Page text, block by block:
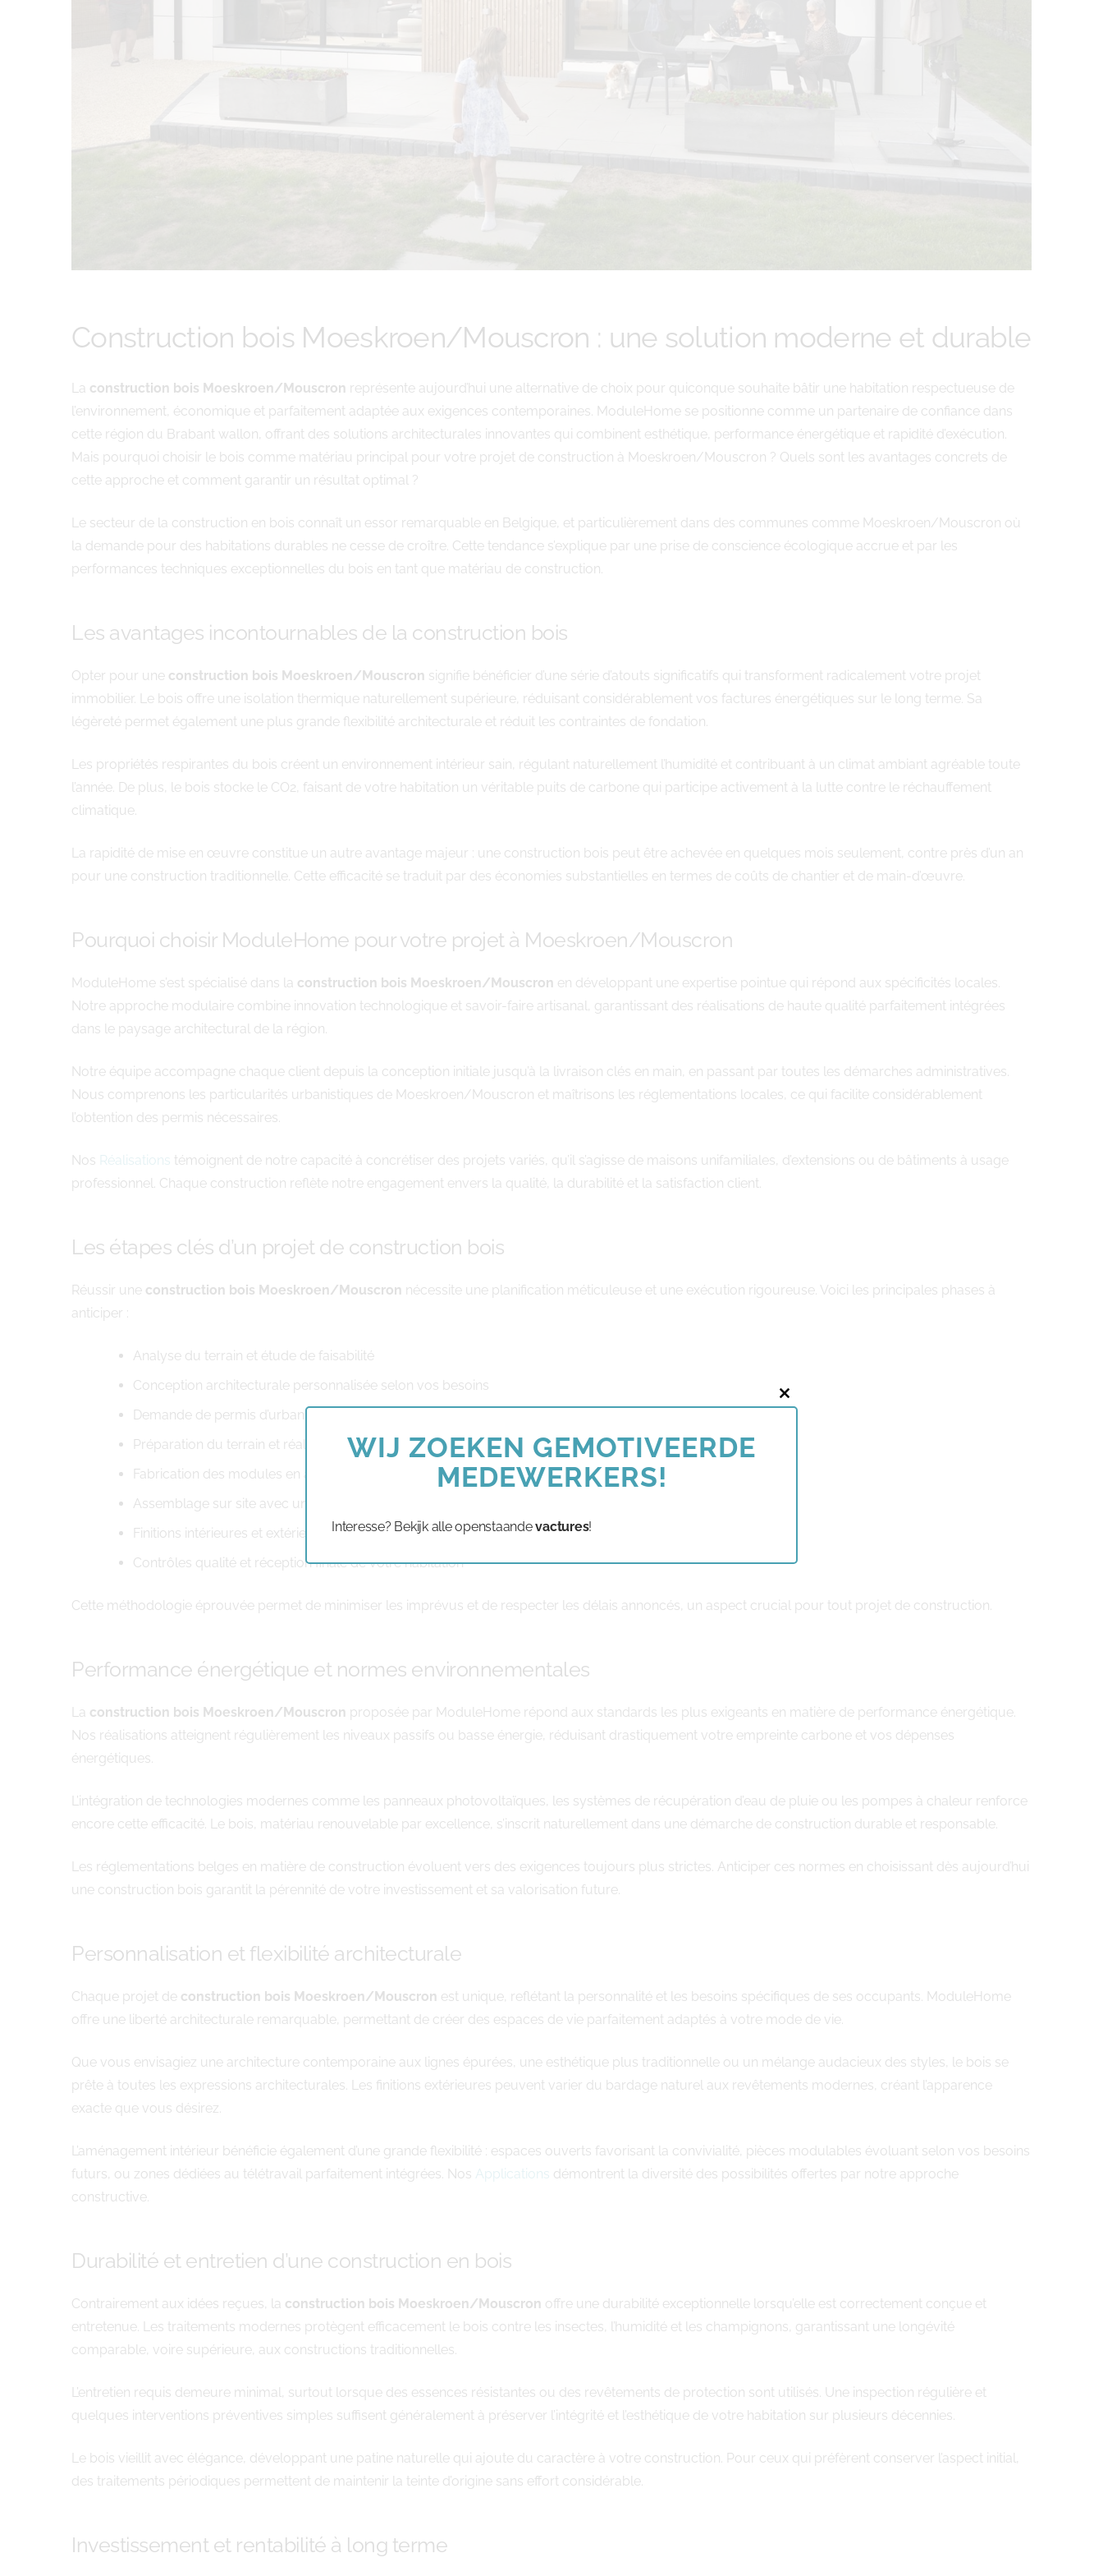
Construction bois Moeskroen/Mouscron : une solution moderne et durable
La construction bois Moeskroen/Mouscron représente aujourd’hui une alternative de choix pour quiconque souhaite bâtir une habitation respectueuse de
l’environnement, économique et parfaitement adaptée aux exigences contemporaines. ModuleHome se positionne comme un partenaire de confiance dans
cette région du Brabant wallon, offrant des solutions architecturales innovantes qui combinent esthétique, performance énergétique et rapidité d’exécution.
Mais pourquoi choisir le bois comme matériau principal pour votre projet de construction à Moeskroen/Mouscron ? Quels sont les avantages concrets de
cette approche et comment garantir un résultat optimal ?
Le secteur de la construction en bois connaît un essor remarquable en Belgique, et particulièrement dans des communes comme Moeskroen/Mouscron où
la demande pour des habitations durables ne cesse de croître. Cette tendance s’explique par une prise de conscience écologique accrue et par les
performances techniques exceptionnelles du bois en tant que matériau de construction.
Les avantages incontournables de la construction bois
Opter pour une construction bois Moeskroen/Mouscron signifie bénéficier d’une série d’atouts significatifs qui transforment radicalement votre projet
immobilier. Le bois offre une isolation thermique naturellement supérieure, réduisant considérablement vos factures énergétiques sur le long terme. Sa
légèreté permet également une plus grande flexibilité architecturale et réduit les contraintes de fondation.
Les propriétés respirantes du bois créent un environnement intérieur sain, régulant naturellement l’humidité et contribuant à un climat ambiant agréable toute
l’année. De plus, le bois stocke le CO2, faisant de votre habitation un véritable puits de carbone qui participe activement à la lutte contre le réchauffement
climatique.
La rapidité de mise en œuvre constitue un autre avantage majeur : une construction bois peut être achevée en quelques mois seulement, contre près d’un an
pour une construction traditionnelle. Cette efficacité se traduit par des économies substantielles en termes de coûts de chantier et de main-d’œuvre.
Pourquoi choisir ModuleHome pour votre projet à Moeskroen/Mouscron
ModuleHome s’est spécialisé dans la construction bois Moeskroen/Mouscron en développant une expertise pointue qui répond aux spécificités locales.
Notre approche modulaire combine innovation technologique et savoir-faire artisanal, garantissant des réalisations de haute qualité parfaitement intégrées
dans le paysage architectural de la région.
Notre équipe accompagne chaque client depuis la conception initiale jusqu’à la livraison clés en main, en passant par toutes les démarches administratives.
Nous comprenons les particularités urbanistiques de Moeskroen/Mouscron et maîtrisons les réglementations locales, ce qui facilite considérablement
l’obtention des permis nécessaires.
Nos Réalisations témoignent de notre capacité à concrétiser des projets variés, qu’il s’agisse de maisons unifamiliales, d’extensions ou de bâtiments à usage
professionnel. Chaque construction reflète notre engagement envers la qualité, la durabilité et la satisfaction client.
Les étapes clés d’un projet de construction bois
Réussir une construction bois Moeskroen/Mouscron nécessite une planification méticuleuse et une exécution rigoureuse. Voici les principales phases à
anticiper :
Analyse du terrain et étude de faisabilité
Conception architecturale personnalisée selon vos besoins
Demande de permis d’urbanisme adapté aux normes locales
Préparation du terrain et réalisation des fondations
Fabrication des modules en atelier dans des conditions optimales
Assemblage sur site avec une précision millimétrique
Finitions intérieures et extérieures selon vos choix esthétiques
Contrôles qualité et réception finale de votre habitation
Cette méthodologie éprouvée permet de minimiser les imprévus et de respecter les délais annoncés, un aspect crucial pour tout projet de construction.
Performance énergétique et normes environnementales
La construction bois Moeskroen/Mouscron proposée par ModuleHome répond aux standards les plus exigeants en matière de performance énergétique.
Nos réalisations atteignent régulièrement les niveaux passifs ou basse énergie, réduisant drastiquement votre empreinte carbone et vos dépenses
énergétiques.
L’intégration de technologies modernes comme les panneaux photovoltaïques, les systèmes de récupération d’eau de pluie ou les pompes à chaleur renforce
encore cette efficacité. Le bois, matériau renouvelable par excellence, s’inscrit naturellement dans une démarche de construction durable et responsable.
Les réglementations belges en matière de construction évoluent vers des exigences toujours plus strictes. Anticiper ces normes en choisissant dès aujourd’hui
une construction bois garantit la pérennité de votre investissement et sa valorisation future.
Personnalisation et flexibilité architecturale
Chaque projet de construction bois Moeskroen/Mouscron est unique, reflétant la personnalité et les besoins spécifiques de ses occupants. ModuleHome
offre une liberté architecturale remarquable, permettant de créer des espaces de vie parfaitement adaptés à votre mode de vie.
Que vous envisagiez une architecture contemporaine aux lignes épurées, une esthétique plus traditionnelle ou un mélange audacieux des styles, le bois se
prête à toutes les expressions architecturales. Les finitions extérieures peuvent varier du bardage naturel aux revêtements modernes, créant l’apparence
exacte que vous désirez.
L’aménagement intérieur bénéficie également d’une grande flexibilité : espaces ouverts favorisant la convivialité, pièces modulables évoluant selon vos besoins
futurs, ou zones dédiées au télétravail parfaitement intégrées. Nos Applications démontrent la diversité des possibilités offertes par notre approche
constructive.
Durabilité et entretien d’une construction en bois
Contrairement aux idées reçues, la construction bois Moeskroen/Mouscron offre une durabilité exceptionnelle lorsqu’elle est correctement conçue et
entretenue. Les traitements modernes protègent efficacement le bois contre les insectes, l’humidité et les champignons, garantissant une longévité
comparable, voire supérieure, aux constructions traditionnelles.
L’entretien requis demeure minimal, surtout lorsque des essences résistantes ou des revêtements de protection sont utilisés. Une inspection régulière et
quelques interventions préventives simples suffisent généralement à préserver l’intégrité et l’esthétique de votre habitation sur plusieurs décennies.
Le bois vieillit avec élégance, développant une patine naturelle qui ajoute du caractère à votre construction. Pour ceux qui préfèrent conserver l’aspect initial,
des traitements périodiques permettent de maintenir la teinte d’origine sans effort considérable.
Investissement et rentabilité à long terme
Close
WIJ ZOEKEN GEMOTIVEERDE
MEDEWERKERS!
Interesse? Bekijk alle openstaandevactures!